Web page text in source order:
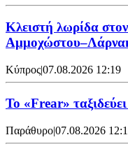
Κλειστή λωρίδα
Κύπρος|07.08.2026 12:19
To «Frear»
Παράθυρο|07.08.2026